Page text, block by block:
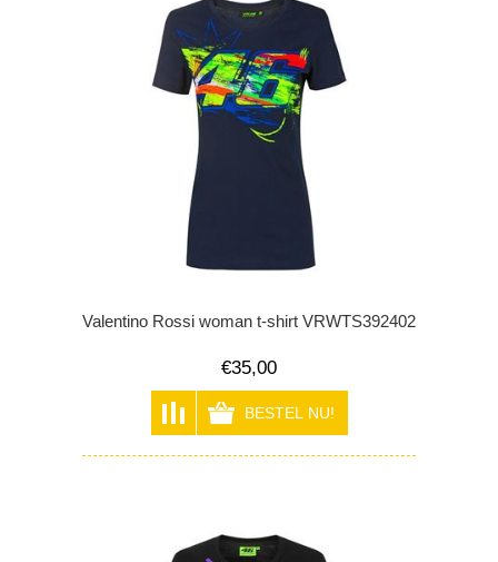
Valentino Rossi woman t-shirt VRWTS392402
€35,00